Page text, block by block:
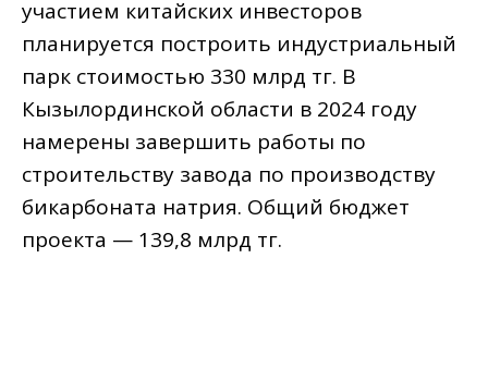
участием китайских инвесторов
планируется построить индустриальный
парк стоимостью 330 млрд тг. В
Кызылординской области в 2024 году
намерены завершить работы по
строительству завода по производству
бикарбоната натрия. Общий бюджет
проекта — 139,8 млрд тг.